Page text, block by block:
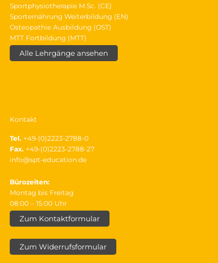
Sportphysiotherapie M.Sc. (CE)
Sporternährung Weiterbildung (EN)
Osteopathie Ausbildung (OST)
MTT Fortbildung (MTT)
Alle Lehrgänge ansehen
Kontakt
Tel. +49-(0)2223-2788-0
Fax. +49-(0)2223-2788-27
info@spt-education.de
Bürozeiten:
Montag bis Freitag
08:00 – 15:00 Uhr
Zum Kontaktformular
Zum Widerrufsformular